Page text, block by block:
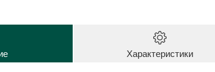
Характеристики